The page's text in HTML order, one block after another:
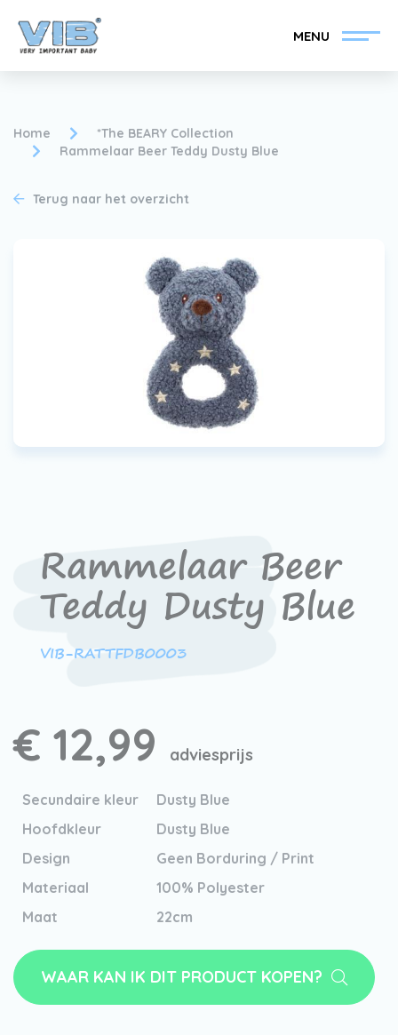
MENU
VIB®-Dealer worden
Vind uw VIB®-Dealer
VIB®-Dealer worden
Home
*The BEARY Collection
Rammelaar Beer Teddy Dusty Blue
Terug naar het overzicht
Rammelaar Beer
Teddy Dusty Blue
VIB-RATTFDB0003
€ 12,99 adviesprijs
Secundaire kleur
Dusty Blue
Hoofdkleur
Dusty Blue
Design
Geen Borduring / Print
Materiaal
100% Polyester
Maat
22cm
WAAR KAN IK DIT PRODUCT KOPEN?